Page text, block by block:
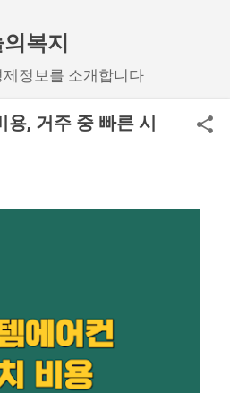
복지
정보를 소개합니다
, 거주 중 빠른 시